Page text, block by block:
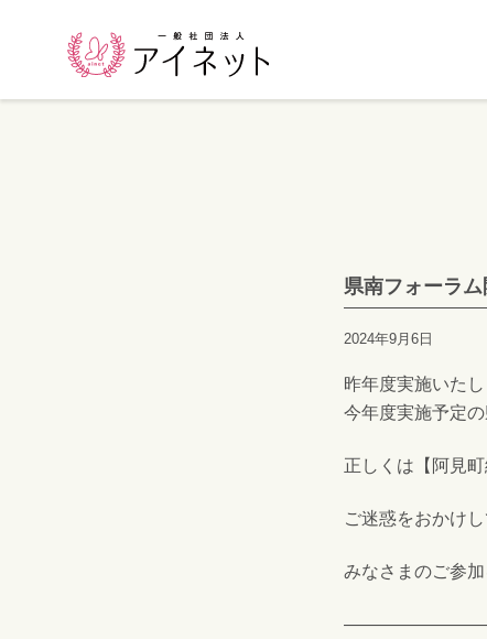
県南フォーラ
2024年9月6日
昨年度実施いた
今年度実施予定
正しくは【阿見
ご迷惑をおかけ
みなさまのご参加